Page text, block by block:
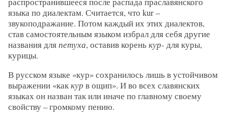
языка по диалектам. Считается, что kur –
звукоподражание. Потом каждый их этих диалектов,
став самостоятельным языком избрал для себя другие
названия дляпетуха, оставив коренькур- для куры,
курицы.
В русском языке «кур» сохранилось лишь в устойчивом
выражении «каккур в ощип». И во всех славянских
языках он назван так или иначе по главному своему
свойству – громкому пению.